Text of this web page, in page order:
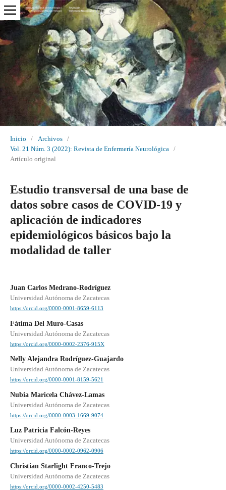
Inicio / Archivos
/
Vol. 21 Núm. 3 (2022): Revista de Enfermería Neurológica
/
Artículo original
Estudio transversal de una base de
datos sobre casos de COVID-19 y
aplicación de indicadores
epidemiológicos básicos bajo la
modalidad de taller
Juan Carlos Medrano-Rodríguez
Universidad Autónoma de Zacatecas
https://orcid.org/0000-0001-8659-6113
Fátima Del Muro-Casas
Universidad Autónoma de Zacatecas
https://orcid.org/0000-0002-2376-915X
Nelly Alejandra Rodríguez-Guajardo
Universidad Autónoma de Zacatecas
https://orcid.org/0000-0001-8159-5621
Nubia Maricela Chávez-Lamas
Universidad Autónoma de Zacatecas
https://orcid.org/0000-0003-1669-9074
Luz Patricia Falcón-Reyes
Universidad Autónoma de Zacatecas
https://orcid.org/0000-0002-0962-0906
Christian Starlight Franco-Trejo
Universidad Autónoma de Zacatecas
https://orcid.org/0000-0002-4250-5483